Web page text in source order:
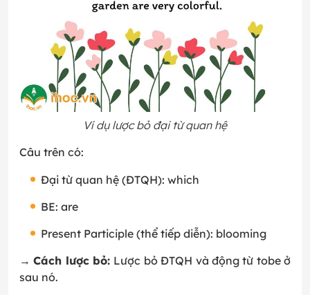
Ví dụ lược bỏ đại từ quan hệ
Câu trên có:
Đại từ quan hệ (ĐTQH): which
BE: are
Present Participle (thể tiếp diễn): blooming
→Cách lược bỏ: Lược bỏ ĐTQH và động từ tobe ở
sau nó.